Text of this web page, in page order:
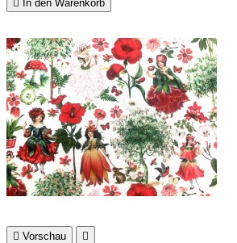

In den Warenkorb
 Vorschau 